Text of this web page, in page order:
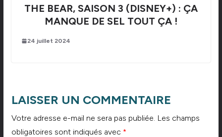
THE BEAR, SAISON 3 (DISNEY+) : ÇA
MANQUE DE SEL TOUT ÇA !
24 juillet 2024
LAISSER UN COMMENTAIRE
Votre adresse e-mail ne sera pas publiée. Les champs
obligatoires sont indiqués avec *